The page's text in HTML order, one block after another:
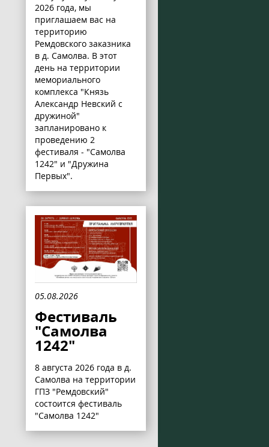
2026 года, мы
приглашаем вас на
территорию
Ремдовского заказника
в д. Самолва. В этот
день на территории
мемориального
комплекса "Князь
Александр Невский с
дружиной"
запланировано к
проведению 2
фестиваля - "Самолва
1242" и "Дружина
Первых".
05.08.2026
Фестиваль
"Самолва
1242"
8 августа 2026 года в д.
Самолва на территории
ГПЗ "Ремдовский"
состоится фестиваль
"Самолва 1242"